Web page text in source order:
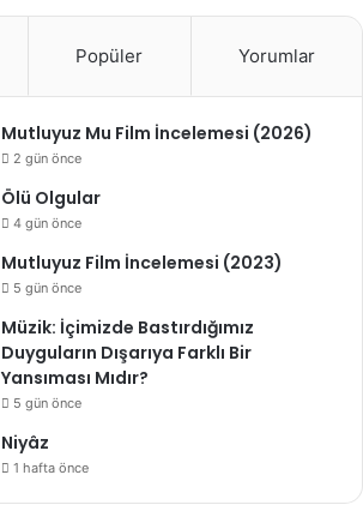
Popüler Yorumlar
Mutluyuz Mu Film İncelemesi (2026)
2 gün önce
Ölü Olgular
4 gün önce
Mutluyuz Film İncelemesi (2023)
5 gün önce
Müzik: İçimizde Bastırdığımız
Duyguların Dışarıya Farklı Bir
Yansıması Mıdır?
5 gün önce
Niyâz
1 hafta önce